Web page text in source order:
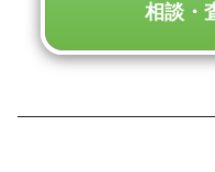
相談・